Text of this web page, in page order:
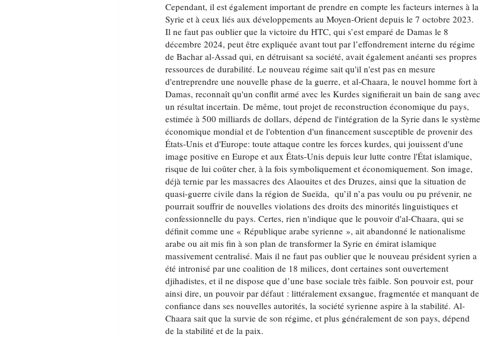
Cependant, il est également important de prendre en compte les facteurs internes à la
Syrie et à ceux liés aux développements au Moyen-Orient depuis le 7 octobre 2023.
Il ne faut pas oublier que la victoire du HTC, qui s’est emparé de Damas le 8
décembre 2024, peut être expliquée avant tout par l’effondrement interne du régime
de Bachar al-Assad qui, en détruisant sa société, avait également anéanti ses propres
ressources de durabilité. Le nouveau régime sait qu'il n'est pas en mesure
d'entreprendre une nouvelle phase de la guerre, et al-Chaara, le nouvel homme fort à
Damas, reconnaît qu'un conflit armé avec les Kurdes signifierait un bain de sang avec
un résultat incertain. De même, tout projet de reconstruction économique du pays,
estimée à 500 milliards de dollars, dépend de l'intégration de la Syrie dans le système
économique mondial et de l'obtention d'un financement susceptible de provenir des
États-Unis et d'Europe: toute attaque contre les forces kurdes, qui jouissent d'une
image positive en Europe et aux États-Unis depuis leur lutte contre l'État islamique,
risque de lui coûter cher, à la fois symboliquement et économiquement. Son image,
déjà ternie par les massacres des Alaouites et des Druzes, ainsi que la situation de
quasi-guerre civile dans la région de Sueïda, qu’il n’a pas voulu ou pu prévenir, ne
pourrait souffrir de nouvelles violations des droits des minorités linguistiques et
confessionnelle du pays. Certes, rien n'indique que le pouvoir d'al-Chaara, qui se
définit comme une « République arabe syrienne », ait abandonné le nationalisme
arabe ou ait mis fin à son plan de transformer la Syrie en émirat islamique
massivement centralisé. Mais il ne faut pas oublier que le nouveau président syrien a
été intronisé par une coalition de 18 milices, dont certaines sont ouvertement
djihadistes, et il ne dispose que d’une base sociale très faible. Son pouvoir est, pour
ainsi dire, un pouvoir par défaut : littéralement exsangue, fragmentée et manquant de
confiance dans ses nouvelles autorités, la société syrienne aspire à la stabilité. Al-
Chaara sait que la survie de son régime, et plus généralement de son pays, dépend
de la stabilité et de la paix.